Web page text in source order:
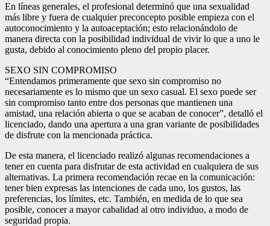
En líneas generales, el profesional determinó que una sexualidad
más libre y fuera de cualquier preconcepto posible empieza con el
autoconocimiento y la autoaceptación; esto relacionándolo de
manera directa con la posibilidad individual de vivir lo que a uno le
gusta, debido al conocimiento pleno del propio placer.
SEXO SIN COMPROMISO
“Entendamos primeramente que sexo sin compromiso no
necesariamente es lo mismo que un sexo casual. El sexo puede ser
sin compromiso tanto entre dos personas que mantienen una
amistad, una relación abierta o que se acaban de conocer”, detalló el
licenciado, dando una apertura a una gran variante de posibilidades
de disfrute con la mencionada práctica.
De esta manera, el licenciado realizó algunas recomendaciones a
tener en cuenta para disfrutar de esta actividad en cualquiera de sus
alternativas. La primera recomendación recae en la comunicación:
tener bien expresas las intenciones de cada uno, los gustos, las
preferencias, los límites, etc. También, en medida de lo que sea
posible, conocer a mayor cabalidad al otro individuo, a modo de
seguridad propia.